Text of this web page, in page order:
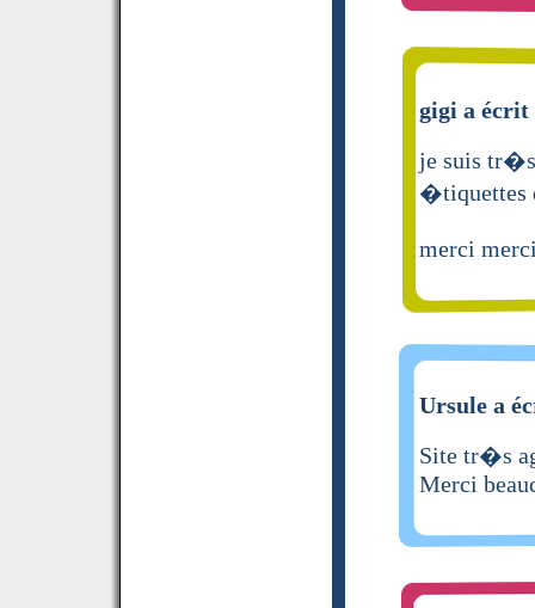
gigi a
je suis tr�s
�tiquettes
merci
Ursule a
Site tr�s
Merci